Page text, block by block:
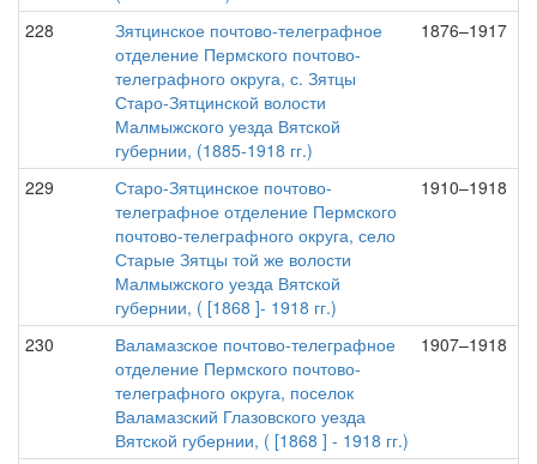
228
Зятцинское почтово-телеграфное
отделение Пермского почтово-
телеграфного округа, с. Зятцы
Старо-Зятцинской волости
Малмыжского уезда Вятской
губернии, (1885-1918 гг.)
1876–1917
229
Старо-Зятцинское почтово-
телеграфное отделение Пермского
почтово-телеграфного округа, село
Старые Зятцы той же волости
Малмыжского уезда Вятской
губернии, ( [1868 ]- 1918 гг.)
1910–1918
230
Валамазское почтово-телеграфное
отделение Пермского почтово-
телеграфного округа, поселок
Валамазский Глазовского уезда
Вятской губернии, ( [1868 ] - 1918 гг.)
1907–1918